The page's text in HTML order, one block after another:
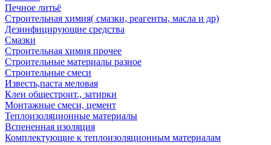
Печное литьё
Строительная химия( смазки, реагенты, масла и др)
Дезинфицирующие средства
Смазки
Строительная химия прочее
Строительные материалы разное
Строительные смеси
Известь,паста меловая
Клеи общестроит., затирки
Монтажные смеси, цемент
Теплоизоляционные материалы
Вспененная изоляция
Комплектующие к теплоизоляционным материалам